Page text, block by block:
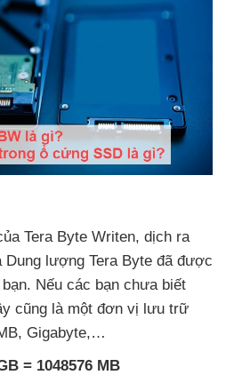
Tera Byte Writen, dịch ra
Dung lượng Tera Byte đã được
. Nếu các bạn chưa biết
cũng là một đơn vị lưu trữ
, Gigabyte,…
= 1048576 MB